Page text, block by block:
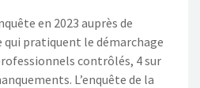
en 2023 auprès de
qui pratiquent le démarchage
contrôlés, 4 sur
L’enquête de la